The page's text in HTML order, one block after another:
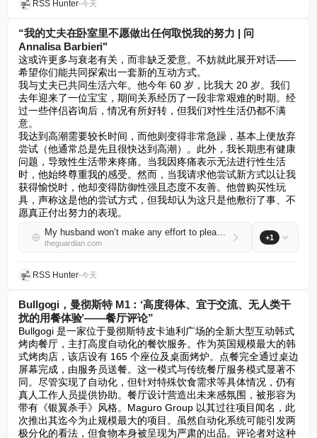
RSS Hunter•今天
“我的丈夫在卧室里不愿做出任何取悦我的努力 | 问
Annalisa Barbieri"
这或许更多与衰老有关，而非缺乏爱意。不妨就此展开对话——
希望你们能共同探索出一套新的互动方式。
我与丈夫已共同生活六年。他今年 60 岁，比我大 20 岁。我们
去年迎来了一位宝宝，期间关系经历了一段非常艰难的时期。经
过一些伴侣咨询后，情况有所好转，但我们对性生活仍都不满
意。
我达到高潮需要较长时间，而他则变得非常急躁，基本上便放弃
尝试（他通常总是先且很快达到高潮）。此外，我长期患有健康
问题，导致性生活带来疼痛。当我因疼痛表示无法进行性生活
时，他始终尊重我的感受。然而，当我请求他尝试新方式以让我
获得愉悦时，他却变得防御性强且态度不友善。他曾购买性玩
具，声称这是他的尝试方式，但我却认为这只是他敷衍了事、不
愿真正付出努力的表现。
My husband won’t make any effort to please me in bed | Ask Annalisa Barbieri
theguardian.com
+1
RSS Hunter•今天
Bullgogi，曼彻斯特 M1：‘高度得体、宜于交流、无人类干
扰的用餐体验’——餐厅评论”
Bullgogi 是一家位于曼彻斯特皮卡迪利广场的全新大型互动韩式
烤肉餐厅，主打高度自动化的餐饮服务。作为英国规模最大的韩
式烤肉店，该店设有 165 个座位及桌面烤炉。点餐完全通过桌边
屏幕完成，由服务员送餐。这一模式与传统餐厅服务模式显著不
同。尽管实现了自动化，但针对特殊饮食需求等具体情况，仍有
真人工作人员提供协助。餐厅设计营造出未来感氛围，被形容为
带有《银翼杀手》风格。Maguro Group 以其过往项目闻名，此
次推出其迄今为止规模最大的项目。虽然自动化系统可能引发两
极分化的看法，但食物本身被呈现为严肃的出品。评论者对这种